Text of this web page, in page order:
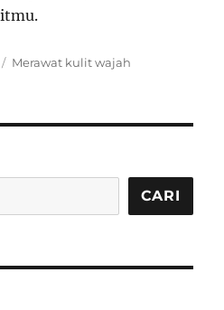
Tags
Merawat kulit wajah
CARI